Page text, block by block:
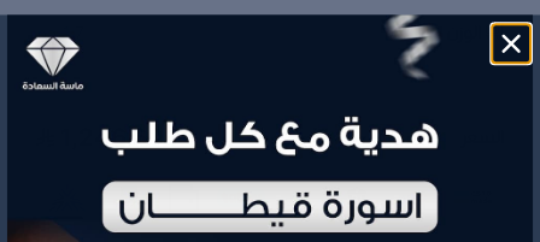
1.7 جم
1,246.60